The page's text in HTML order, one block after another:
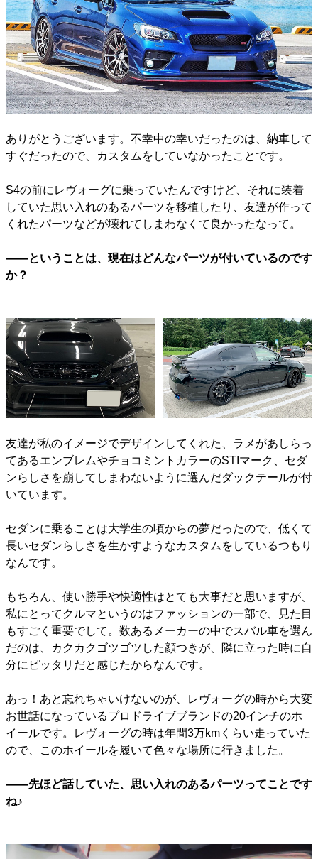
ありがとうございます。不幸中の幸いだったのは、納車して
すぐだったので、カスタムをしていなかったことです。
S4の前にレヴォーグに乗っていたんですけど、それに装着
していた思い入れのあるパーツを移植したり、友達が作って
くれたパーツなどが壊れてしまわなくて良かったなって。
――ということは、現在はどんなパーツが付いているのです
か？
友達が私のイメージでデザインしてくれた、ラメがあしらっ
てあるエンブレムやチョコミントカラーのSTIマーク、セダ
ンらしさを崩してしまわないように選んだダックテールが付
いています。
セダンに乗ることは大学生の頃からの夢だったので、低くて
長いセダンらしさを生かすようなカスタムをしているつもり
なんです。
もちろん、使い勝手や快適性はとても大事だと思いますが、
私にとってクルマというのはファッションの一部で、見た目
もすごく重要でして。数あるメーカーの中でスバル車を選ん
だのは、カクカクゴツゴツした顔つきが、隣に立った時に自
分にピッタリだと感じたからなんです。
あっ！あと忘れちゃいけないのが、レヴォーグの時から大変
お世話になっているプロドライブブランドの20インチのホ
イールです。レヴォーグの時は年間3万kmくらい走っていた
ので、このホイールを履いて色々な場所に行きました。
――先ほど話していた、思い入れのあるパーツってことです
ね♪